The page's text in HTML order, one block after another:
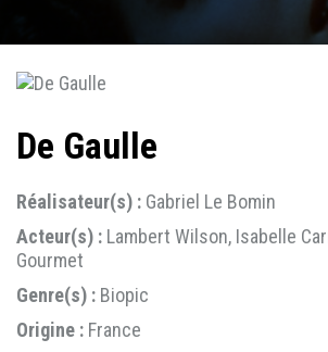
De Gaulle
Réalisateur(s) : Gabriel Le Bomin
Acteur(s) : Lambert Wilson, Isabelle
Gourmet
Genre(s) : Biopic
Origine : France